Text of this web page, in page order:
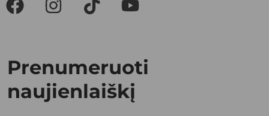
Prenumeruoti
naujienlaiškį